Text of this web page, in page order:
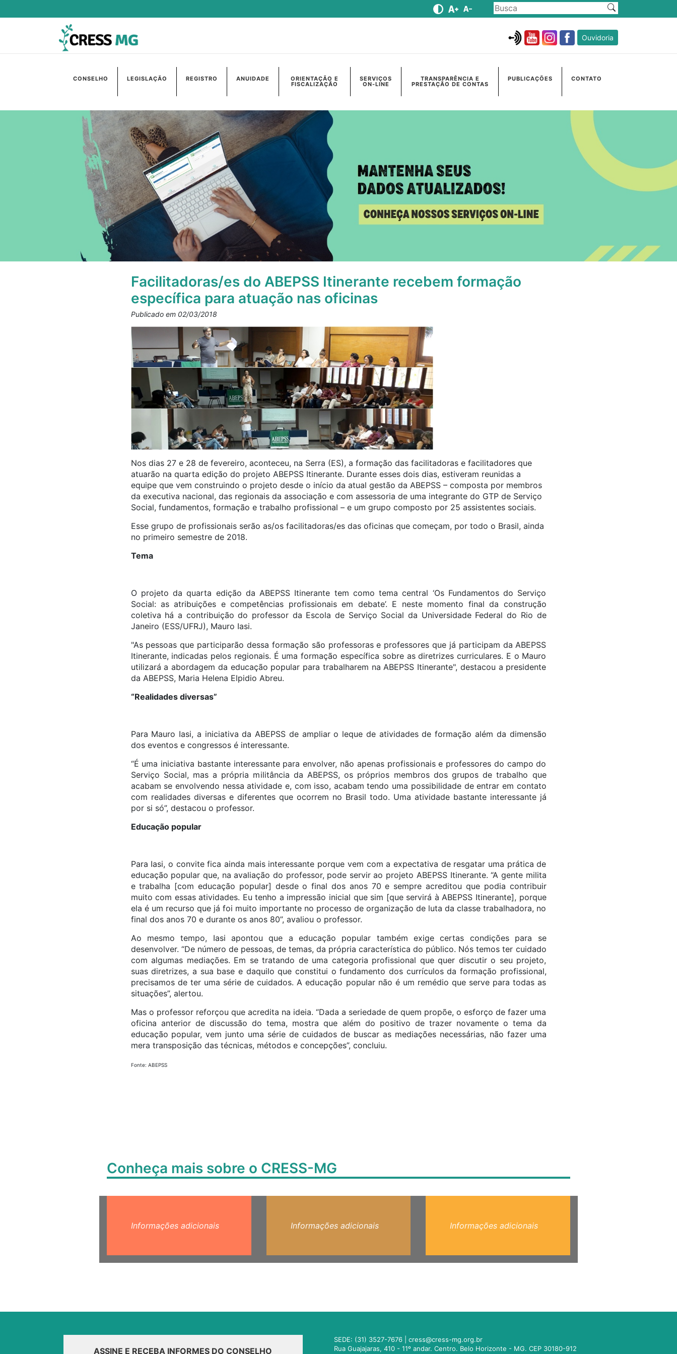
Ouvidoria
CONSELHO LEGISLAÇÃO REGISTRO ANUIDADE ORIENTAÇÃO E
FISCALIZAÇÃO
SERVIÇOS
ON-LINE
TRANSPARÊNCIA E
PRESTAÇÃO DE CONTAS
PUBLICAÇÕES CONTATO
Facilitadoras/es do ABEPSS Itinerante recebem formação
específica para atuação nas oficinas
Publicado em 02/03/2018
Nos dias 27 e 28 de fevereiro, aconteceu, na Serra (ES), a formação das facilitadoras e facilitadores que
atuarão na quarta edição do projeto ABEPSS Itinerante. Durante esses dois dias, estiveram reunidas a
equipe que vem construindo o projeto desde o início da atual gestão da ABEPSS – composta por membros
da executiva nacional, das regionais da associação e com assessoria de uma integrante do GTP de Serviço
Social, fundamentos, formação e trabalho profissional – e um grupo composto por 25 assistentes sociais.
Esse grupo de profissionais serão as/os facilitadoras/es das oficinas que começam, por todo o Brasil, ainda
no primeiro semestre de 2018.
Tema
O projeto da quarta edição da ABEPSS Itinerante tem como tema central ‘Os Fundamentos do Serviço
Social: as atribuições e competências profissionais em debate’. E neste momento final da construção
coletiva há a contribuição do professor da Escola de Serviço Social da Universidade Federal do Rio de
Janeiro (ESS/UFRJ), Mauro Iasi.
"As pessoas que participarão dessa formação são professoras e professores que já participam da ABEPSS
Itinerante, indicadas pelos regionais. É uma formação específica sobre as diretrizes curriculares. E o Mauro
utilizará a abordagem da educação popular para trabalharem na ABEPSS Itinerante", destacou a presidente
da ABEPSS, Maria Helena Elpidio Abreu.
“Realidades diversas”
Para Mauro Iasi, a iniciativa da ABEPSS de ampliar o leque de atividades de formação além da dimensão
dos eventos e congressos é interessante.
“É uma iniciativa bastante interessante para envolver, não apenas profissionais e professores do campo do
Serviço Social, mas a própria militância da ABEPSS, os próprios membros dos grupos de trabalho que
acabam se envolvendo nessa atividade e, com isso, acabam tendo uma possibilidade de entrar em contato
com realidades diversas e diferentes que ocorrem no Brasil todo. Uma atividade bastante interessante já
por si só”, destacou o professor.
Educação popular
Para Iasi, o convite fica ainda mais interessante porque vem com a expectativa de resgatar uma prática de
educação popular que, na avaliação do professor, pode servir ao projeto ABEPSS Itinerante. “A gente milita
e trabalha [com educação popular] desde o final dos anos 70 e sempre acreditou que podia contribuir
muito com essas atividades. Eu tenho a impressão inicial que sim [que servirá à ABEPSS Itinerante], porque
ela é um recurso que já foi muito importante no processo de organização de luta da classe trabalhadora, no
final dos anos 70 e durante os anos 80”, avaliou o professor.
Ao mesmo tempo, Iasi apontou que a educação popular também exige certas condições para se
desenvolver. “De número de pessoas, de temas, da própria característica do público. Nós temos ter cuidado
com algumas mediações. Em se tratando de uma categoria profissional que quer discutir o seu projeto,
suas diretrizes, a sua base e daquilo que constitui o fundamento dos currículos da formação profissional,
precisamos de ter uma série de cuidados. A educação popular não é um remédio que serve para todas as
situações”, alertou.
Mas o professor reforçou que acredita na ideia. “Dada a seriedade de quem propõe, o esforço de fazer uma
oficina anterior de discussão do tema, mostra que além do positivo de trazer novamente o tema da
educação popular, vem junto uma série de cuidados de buscar as mediações necessárias, não fazer uma
mera transposição das técnicas, métodos e concepções”, concluiu.
Fonte: ABEPSS
Conheça mais sobre o CRESS-MG
Informações adicionais Informações adicionais Informações adicionais
ASSINE E RECEBA INFORMES DO CONSELHO
SEDE: (31) 3527-7676 |cress@cress-mg.org.br
Rua Guajajaras, 410 - 11º andar. Centro. Belo Horizonte - MG. CEP 30180-912